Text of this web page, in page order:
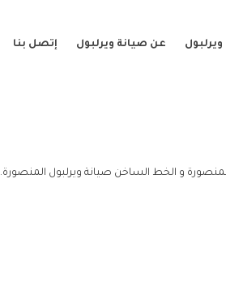
عن صيانة ويرلبول إتصل بنا
و الخط الساخن صيانة ويرلبول المنصورة.